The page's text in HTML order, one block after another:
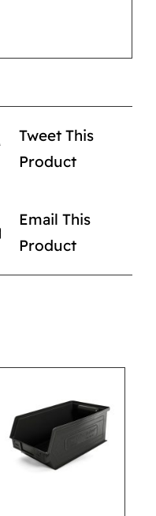
Tweet This
Product
Email This
Product